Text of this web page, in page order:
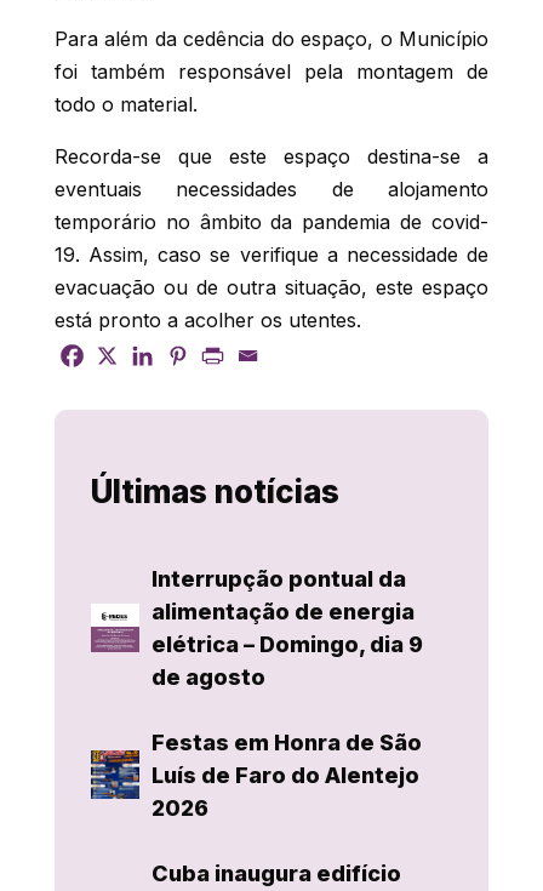
Para além da cedência do espaço, o Município
foi também responsável pela montagem de
todo o material.
Recorda-se que este espaço destina-se a
eventuais necessidades de alojamento
temporário no âmbito da pandemia de covid-
19. Assim, caso se verifique a necessidade de
evacuação ou de outra situação, este espaço
está pronto a acolher os utentes.
Últimas notícias
Interrupção pontual da
alimentação de energia
elétrica – Domingo, dia 9
de agosto
Festas em Honra de São
Luís de Faro do Alentejo
2026
Cuba inaugura edifício